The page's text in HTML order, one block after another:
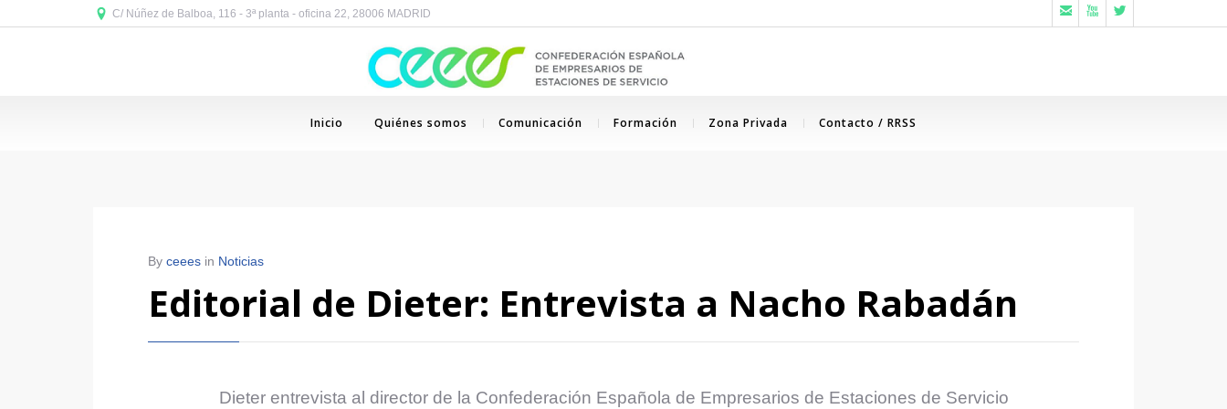
C/ Núñez de Balboa, 116 - 3ª planta - oficina 22, 28006 MADRID   
Inicio Quiénes somos Comunicación Formación Zona Privada Contacto / RRSS
By ceees in Noticias
Editorial de Dieter: Entrevista a Nacho Rabadán
Dieter entrevista al director de la Confederación Española de Empresarios de Estaciones de Servicio